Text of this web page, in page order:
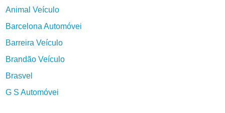
Animal Veículo
Barcelona Automóvei
Barreira Veículo
Brandão Veículo
Brasvel
G S Automóvei